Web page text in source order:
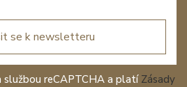
se k newsletteru
službou reCAPTCHA a platí Zásady